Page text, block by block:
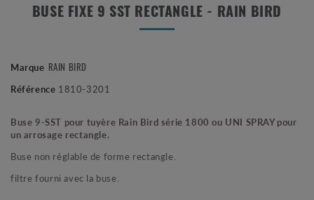
BUSE FIXE 9 SST RECTANGLE - RAIN BIRD
Marque RAIN BIRD
Référence 1810-3201
Buse 9-SST pour tuyère Rain Bird série 1800 ou UNI SPRAY pour
un arrosage rectangle.
Buse non réglable de forme rectangle.
filtre fourni avec la buse.